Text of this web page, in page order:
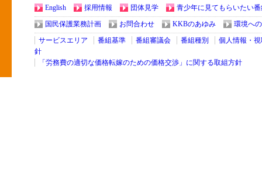
English 採用情報 団体見学
青少年に見てもらいたい番
国民保護業務計画
お問合わせ KKBのあゆみ
環境へ
サービスエリア
番組基準 番組審議会 番組種別
個人情報・
針
「労務費の適切な価格転嫁のための価格交渉」に関する取組方針